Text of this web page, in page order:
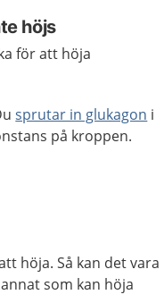
höjs
för att höja
sprutar in glukagon i
på kroppen.
höja. Så kan det vara
som kan höja